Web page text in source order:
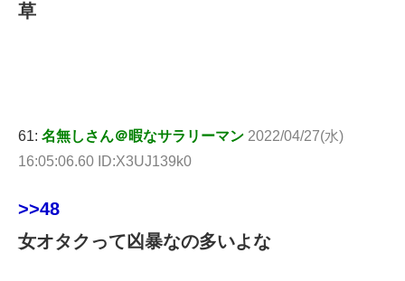
草
61: 名無しさん＠暇なサラリーマン 2022/04/27(水)
16:05:06.60 ID:X3UJ139k0
>>48
女オタクって凶暴なの多いよな